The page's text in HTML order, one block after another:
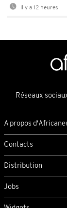
Il y a 12 heures
Réseaux
A propos
Contacts
Distribution
Jobs